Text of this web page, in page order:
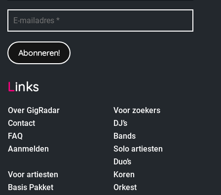
Links
Over GigRadar
Voor zoekers
Contact
DJ’s
FAQ
Bands
Aanmelden
Solo artiesten
Duo’s
Voor artiesten
Koren
Basis Pakket
Orkest